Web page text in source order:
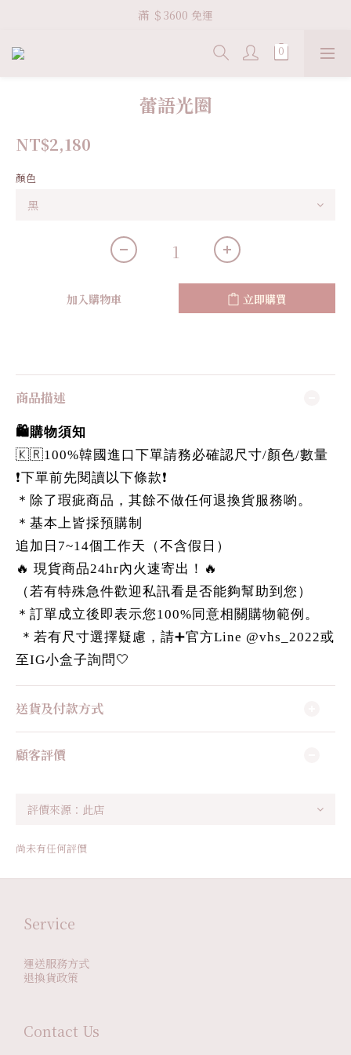
Welcome VHS.co
滿 ＄3600 免運
Welcome VHS.co
蕾語光圈
NT$2,180
顏色
加入購物車 立即購買
商品描述
🛍️購物須知
🇰🇷100%韓國進口下單請務必確認尺寸/顏色/數量
❗️下單前先閱讀以下條款❗️
＊除了瑕疵商品，其餘不做任何退換貨服務喲。
＊基本上皆採預購制
追加日7~14個工作天（不含假日）
🔥 現貨商品24hr內火速寄出！🔥
（若有特殊急件歡迎私訊看是否能夠幫助到您）
＊訂單成立後即表示您100%同意相關購物範例。
＊若有尺寸選擇疑慮，請➕官方Line @vhs_2022或
至IG小盒子詢問🤍
送貨及付款方式
顧客評價
尚未有任何評價
Service
運送服務方式
退換貨政策
Contact Us